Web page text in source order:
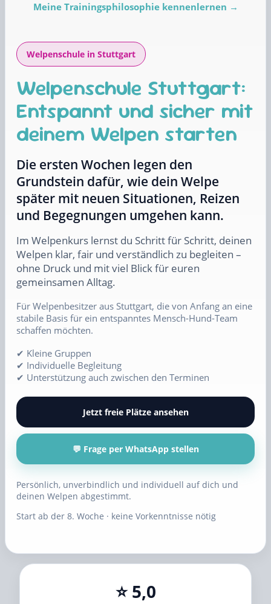
Meine Trainingsphilosophie kennenlernen →
Welpenschule in Stuttgart
Welpenschule Stuttgart:
Entspannt und sicher mit
deinem Welpen starten
Die ersten Wochen legen den
Grundstein dafür, wie dein Welpe
später mit neuen Situationen, Reizen
und Begegnungen umgehen kann.
Im Welpenkurs lernst du Schritt für Schritt, deinen
Welpen klar, fair und verständlich zu begleiten –
ohne Druck und mit viel Blick für euren
gemeinsamen Alltag.
Für Welpenbesitzer aus Stuttgart, die von Anfang an eine
stabile Basis für ein entspanntes Mensch-Hund-Team
schaffen möchten.
✔ Kleine Gruppen
✔ Individuelle Begleitung
✔ Unterstützung auch zwischen den Terminen
Jetzt freie Plätze ansehen
💬 Frage per WhatsApp stellen
Persönlich, unverbindlich und individuell auf dich und
deinen Welpen abgestimmt.
Start ab der 8. Woche · keine Vorkenntnisse nötig
⭐ 5,0